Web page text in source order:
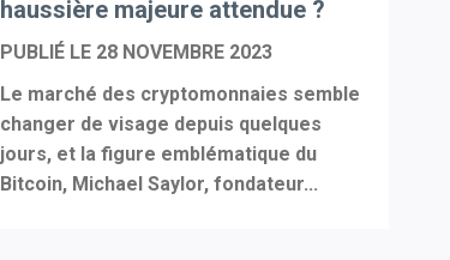
haussière majeure attendue ?
PUBLIÉ LE 28 NOVEMBRE 2023
Le marché des cryptomonnaies semble
changer de visage depuis quelques
jours, et la figure emblématique du
Bitcoin, Michael Saylor, fondateur...